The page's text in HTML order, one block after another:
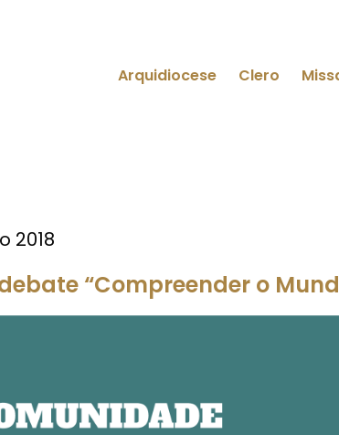
Arquidiocese Clero
2018
“Compreender o